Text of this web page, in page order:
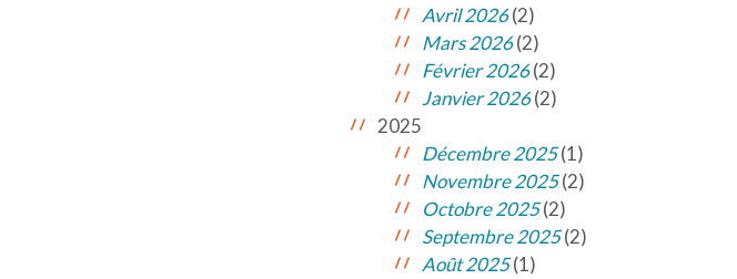
Avril 2026(2)
Mars 2026(2)
Février 2026(2)
Janvier 2026(2)
2025
Décembre 2025(1)
Novembre 2025(2)
Octobre 2025(2)
Septembre 2025(2)
Août 2025(1)